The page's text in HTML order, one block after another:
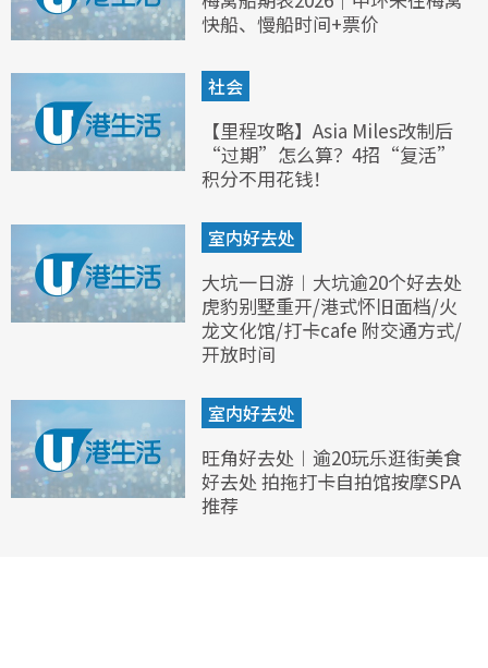
快船、慢船时间+票价
社会
【里程攻略】Asia Miles改制后
“过期”怎么算？4招“复活”
积分不用花钱！
室内好去处
大坑一日游︱大坑逾20个好去处
虎豹别墅重开/港式怀旧面档/火
龙文化馆/打卡cafe 附交通方式/
开放时间
室内好去处
旺角好去处︱逾20玩乐逛街美食
好去处 拍拖打卡自拍馆按摩SPA
推荐